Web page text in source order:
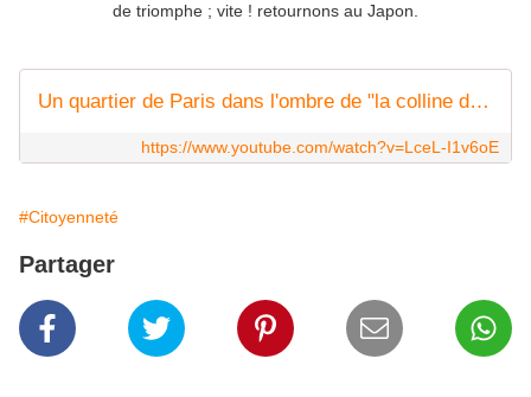
de triomphe ; vite ! retournons au Japon.
Un quartier de Paris dans l'ombre de "la colline du crack"
https://www.youtube.com/watch?v=LceL-I1v6oE
#Citoyenneté
Partager